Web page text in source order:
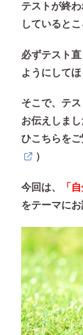
テストが終
していると
必ずテスト
ようにしてほ
そこで、テ
お伝えしま
ひこちらを
）
今回は、
「
をテーマにお